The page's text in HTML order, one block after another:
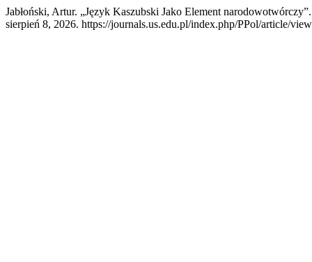
Jabłoński, Artur. „Język Kaszubski Jako Element
sierpień 8, 2026. https://journals.us.edu.pl/index.php/PPol/article/